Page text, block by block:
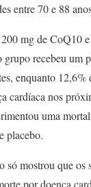
entre 70 e 88
mg de CoQ10
recebeu um
enquanto
cardíaca nos
uma
placebo.
só mostrou que os